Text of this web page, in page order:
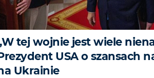
tej wojnie jest wiele
USA o szansach
Ukrainie